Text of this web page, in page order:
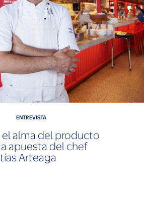
ENTREVISTA
el alma del producto
apuesta del chef
Arteaga